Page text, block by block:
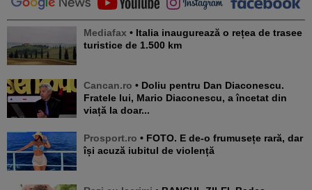
Mediafax • Italia inaugurează o rețea de trasee
turistice de 1.500 km
Cancan.ro • Doliu pentru Dan Diaconescu.
Fratele lui, Mario Diaconescu, a încetat din
viață la doar...
Prosport.ro • FOTO. E de-o frumusețe rară, dar
își acuză iubitul de violență